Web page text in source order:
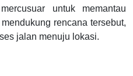
untuk memantau
rencana tersebut,
jalan menuju lokasi.